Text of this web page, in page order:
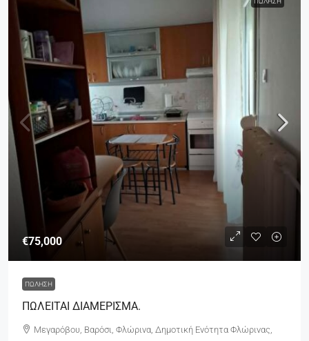
€75,000
ΠΏΛΗΣΗ
ΠΩΛΕΙΤΑΙ ΔΙΑΜΕΡΙΣΜΑ.
Μεγαρόβου, Βαρόσι, Φλώρινα, Δημοτική Ενότητα Φλώρινας,